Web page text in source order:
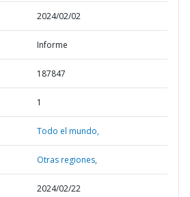
2024/02/02
Informe
187847
1
Todo el mundo,
Otras regiones,
2024/02/22